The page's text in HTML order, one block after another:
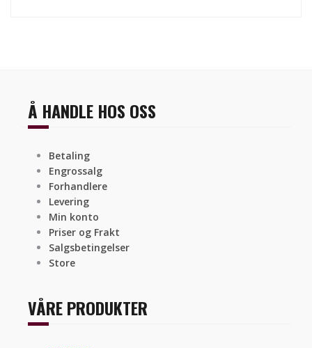
Å HANDLE HOS OSS
Betaling
Engrossalg
Forhandlere
Levering
Min konto
Priser og Frakt
Salgsbetingelser
Store
VÅRE PRODUKTER